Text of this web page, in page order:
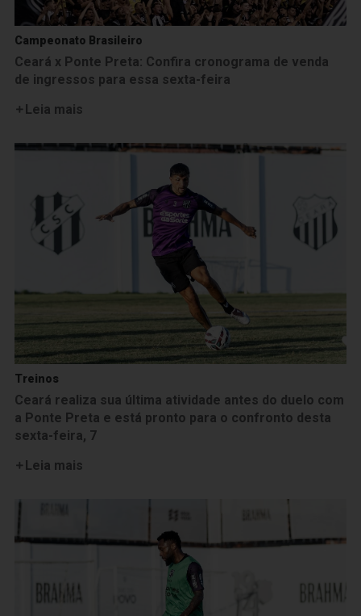
Campeonato Brasileiro
Ceará x Ponte Preta: Confira cronograma de venda
de ingressos para essa sexta-feira
Leia mais
Treinos
Ceará realiza sua última atividade antes do duelo com
a Ponte Preta e está pronto para o confronto desta
sexta-feira, 7
Leia mais